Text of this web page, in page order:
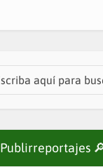
Publirreportajes